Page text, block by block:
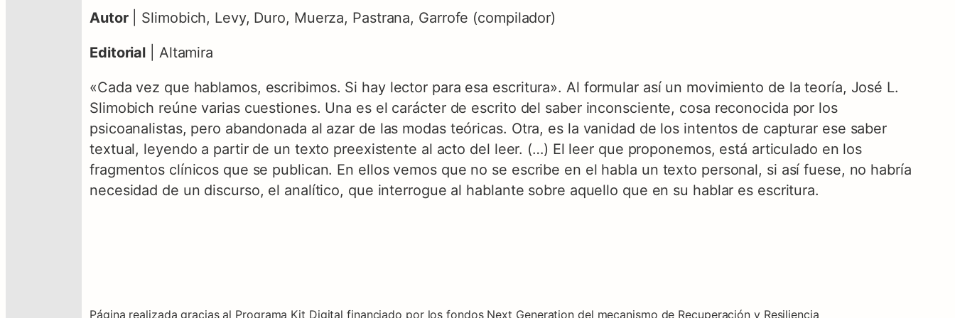
Autor| Slimobich, Levy, Duro, Muerza, Pastrana, Garrofe (compilador)
Editorial | Altamira
«Cada vez que hablamos, escribimos. Si hay lector para esa escritura». Al formular así un movimiento de la teoría, José L.
Slimobich reúne varias cuestiones. Una es el carácter de escrito del saber inconsciente, cosa reconocida por los
psicoanalistas, pero abandonada al azar de las modas teóricas. Otra, es la vanidad de los intentos de capturar ese saber
textual, leyendo a partir de un texto preexistente al acto del leer. (…) El leer que proponemos, está articulado en los
fragmentos clínicos que se publican. En ellos vemos que no se escribe en el habla un texto personal, si así fuese, no habría
necesidad de un discurso, el analítico, que interrogue al hablante sobre aquello que en su hablar es escritura.
Página realizada gracias al Programa Kit Digital financiado por los fondos Next Generation del mecanismo de Recuperación y Resiliencia